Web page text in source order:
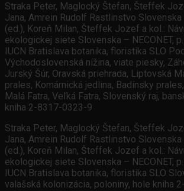
Straka Peter, Maglocký Štefan, Šteffek
Jana, Amrein Rudolf Rastlinstvo
(ed.), Koreň Milan, Šteffek Jozef a kol.:
ekologickej siete Slovenska – NECONET,
IUCN Bratislava botanika, floristika SLO
Východoslovenská nížina, viate piesky,
Jurský Šúr, Oravská priehrada, Liptovská
prales, Komárnická jedlina, Badínsky
Malá Fatra, Veľká Fatra, Slovenský raj,
kniha 2-8317-0323-9
Straka Peter, Maglocký Štefan, Šteffek
Jana, Amrein Rudolf Rastlinstvo
(ed.), Koreň Milan, Šteffek Jozef a kol.:
ekologickej siete Slovenska – NECONET,
IUCN Bratislava botanika, floristika SLO
valašská kolonizácia, poloniny, hole kniha